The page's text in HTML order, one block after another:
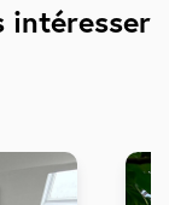
intéresser